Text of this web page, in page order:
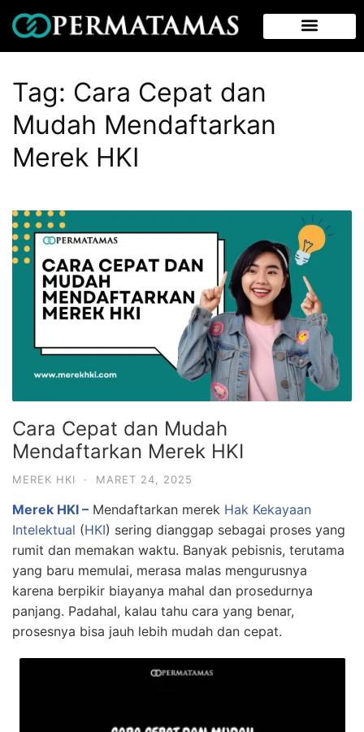
Tag: Cara Cepat dan
Mudah Mendaftarkan
Merek HKI
Cara Cepat dan Mudah
Mendaftarkan Merek HKI
MEREK HKI · MARET 24, 2025
Merek HKI – Mendaftarkan merek Hak Kekayaan
Intelektual (HKI) sering dianggap sebagai proses yang
rumit dan memakan waktu. Banyak pebisnis, terutama
yang baru memulai, merasa malas mengurusnya
karena berpikir biayanya mahal dan prosedurnya
panjang. Padahal, kalau tahu cara yang benar,
prosesnya bisa jauh lebih mudah dan cepat.